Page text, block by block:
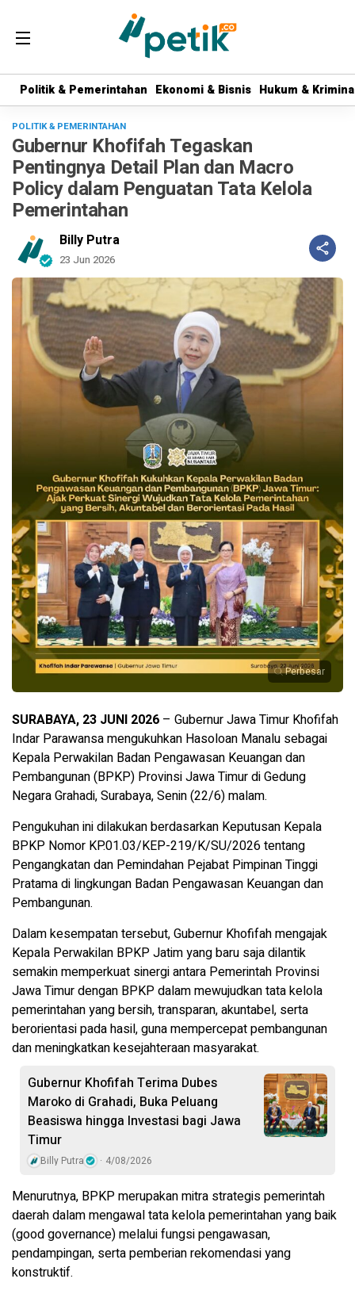
Politik & Pemerintahan Ekonomi & Bisnis Hukum &
Politik & Pemerintahan Ekonomi & Bisnis Hukum &
POLITIK & PEMERINTAHAN
Gubernur Khofifah Tegaskan
Pentingnya Detail Plan dan Macro
Policy dalam Penguatan Tata Kelola
Pemerintahan
Billy Putra
23 Jun 2026
Perbesar
SURABAYA, 23 JUNI 2026 – Gubernur Jawa Timur Khofifah
Indar Parawansa mengukuhkan Hasoloan Manalu sebagai
Kepala Perwakilan Badan Pengawasan Keuangan dan
Pembangunan (BPKP) Provinsi Jawa Timur di Gedung
Negara Grahadi, Surabaya, Senin (22/6) malam.
Pengukuhan ini dilakukan berdasarkan Keputusan Kepala
BPKP Nomor KP.01.03/KEP-219/K/SU/2026 tentang
Pengangkatan dan Pemindahan Pejabat Pimpinan Tinggi
Pratama di lingkungan Badan Pengawasan Keuangan dan
Pembangunan.
Dalam kesempatan tersebut, Gubernur Khofifah mengajak
Kepala Perwakilan BPKP Jatim yang baru saja dilantik
semakin memperkuat sinergi antara Pemerintah Provinsi
Jawa Timur dengan BPKP dalam mewujudkan tata kelola
pemerintahan yang bersih, transparan, akuntabel, serta
berorientasi pada hasil, guna mempercepat pembangunan
dan meningkatkan kesejahteraan masyarakat.
Gubernur Khofifah Terima Dubes
Maroko di Grahadi, Buka Peluang
Beasiswa hingga Investasi bagi Jawa
Timur
Billy Putra 4/08/2026
Menurutnya, BPKP merupakan mitra strategis pemerintah
daerah dalam mengawal tata kelola pemerintahan yang baik
(good governance) melalui fungsi pengawasan,
pendampingan, serta pemberian rekomendasi yang
konstruktif.